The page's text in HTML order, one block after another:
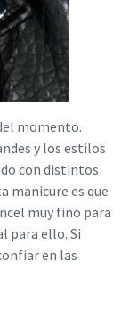
momento.
y los estilos
con distintos
manicure es que
muy fino para
para ello. Si
en las